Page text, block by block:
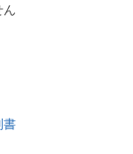
ん
書